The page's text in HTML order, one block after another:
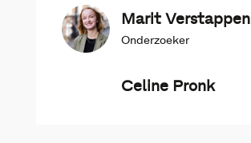
Marit Verstappen
Onderzoeker
Celine Pronk